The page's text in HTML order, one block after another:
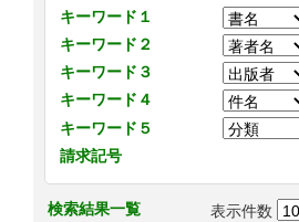
キーワード１
キーワード２
キーワード３
キーワード４
キーワード５
請求記号
検索結果一覧 表示件数